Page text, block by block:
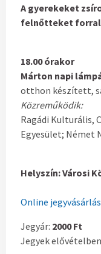
A gyerekeket
felnőtteket
18.00 órakor
Márton napi
otthon készített,
Közreműködik:
Ragádi Kulturális,
Egyesület; Német
Helyszín: Városi
Online jegyvásárlás
Jegyár: 2000 Ft
Jegyek